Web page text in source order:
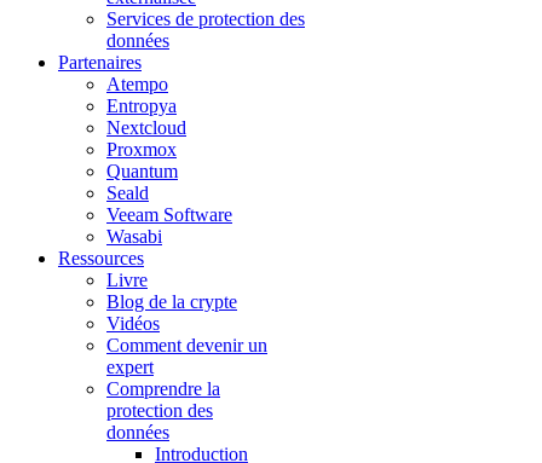
Services de protection des
données
Partenaires
Atempo
Entropya
Nextcloud
Proxmox
Quantum
Seald
Veeam Software
Wasabi
Ressources
Livre
Blog de la crypte
Vidéos
Comment devenir un
expert
Comprendre la
protection des
données
Introduction